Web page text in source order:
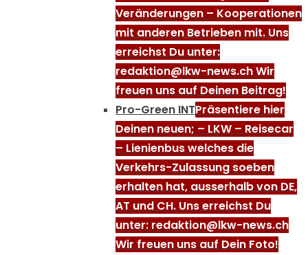
Veränderungen – Kooperationen
mit anderen Betrieben mit. Uns
erreichst Du unter:
redaktion@lkw-news.ch Wir
freuen uns auf Deinen Beitrag!
Pro-Green INTPräsentiere hier
Deinen neuen; – LKW – Reisecar
– Lienienbus welches die
Verkehrs-Zulassung soeben
erhalten hat, ausserhalb von DE,
AT und CH. Uns erreichst Du
unter: redaktion@lkw-news.ch
Wir freuen uns auf Dein Foto!